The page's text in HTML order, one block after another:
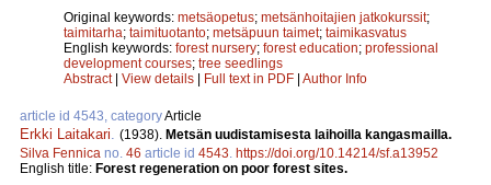
Original keywords: metsäopetus; metsänhoitajien jatkokurssit;
taimitarha; taimituotanto; metsäpuun taimet; taimikasvatus
English keywords: forest nursery; forest education; professional
development courses; tree seedlings
Abstract| View details | Full text in PDF | Author Info
article id 4543, categoryArticle
Erkki Laitakari (1938). Metsän uudistamisesta laihoilla kangasmailla.
Silva Fennica no. 46 article id 4543 https://doi.org/10.14214/sf.a13952
English title: Forest regeneration on poor forest sites.